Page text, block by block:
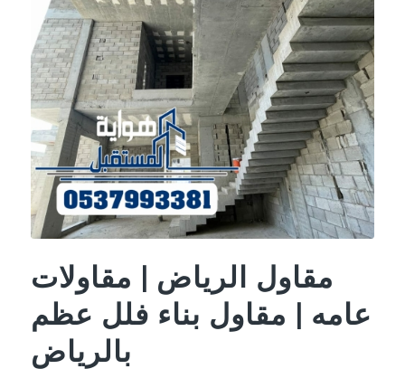
مقاول الرياض | مقاولات
عامه | مقاول بناء فلل عظم
بالرياض